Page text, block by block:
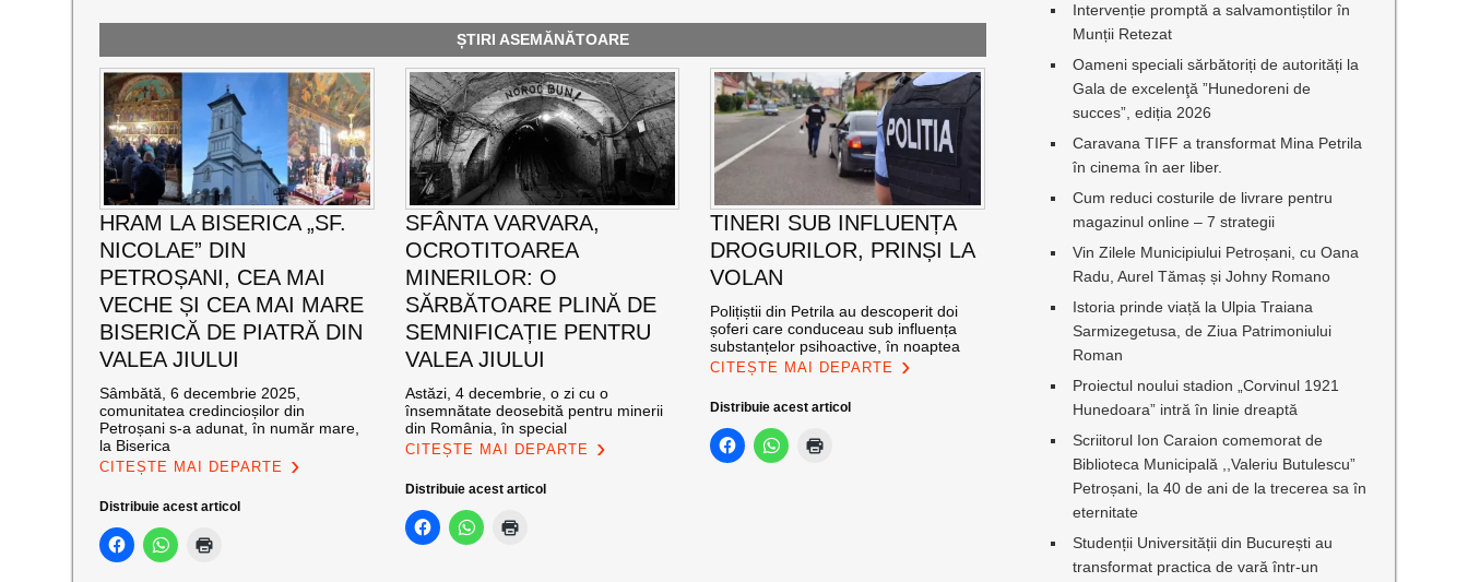
ȘTIRI ASEMĂNĂTOARE
HRAM LA BISERICA „SF.
NICOLAE” DIN
PETROȘANI, CEA MAI
VECHE ȘI CEA MAI MARE
BISERICĂ DE PIATRĂ DIN
VALEA JIULUI
Sâmbătă, 6 decembrie 2025,
comunitatea credincioșilor din
Petroșani s-a adunat, în număr mare,
la Biserica
CITEȘTE MAI DEPARTE
Distribuie acest articol
SFÂNTA VARVARA,
OCROTITOAREA
MINERILOR: O
SĂRBĂTOARE PLINĂ DE
SEMNIFICAȚIE PENTRU
VALEA JIULUI
Astăzi, 4 decembrie, o zi cu o
însemnătate deosebită pentru minerii
din România, în special
CITEȘTE MAI DEPARTE
Distribuie acest articol
TINERI SUB INFLUENȚA
DROGURILOR, PRINȘI LA
VOLAN
Polițiștii din Petrila au descoperit doi
șoferi care conduceau sub influența
substanțelor psihoactive, în noaptea
CITEȘTE MAI DEPARTE
Distribuie acest articol
Intervenție promptă a salvamontiștilor în
Munții Retezat
Oameni speciali sărbătoriți de autorități la
Gala de excelenţă ”Hunedoreni de
succes”, ediția 2026
Caravana TIFF a transformat Mina Petrila
în cinema în aer liber.
Cum reduci costurile de livrare pentru
magazinul online – 7 strategii
Vin Zilele Municipiului Petroșani, cu Oana
Radu, Aurel Tămaș și Johny Romano
Istoria prinde viață la Ulpia Traiana
Sarmizegetusa, de Ziua Patrimoniului
Roman
Proiectul noului stadion „Corvinul 1921
Hunedoara” intră în linie dreaptă
Scriitorul Ion Caraion comemorat de
Biblioteca Municipală ,,Valeriu Butulescu”
Petroșani, la 40 de ani de la trecerea sa în
eternitate
Studenții Universității din București au
transformat practica de vară într-un